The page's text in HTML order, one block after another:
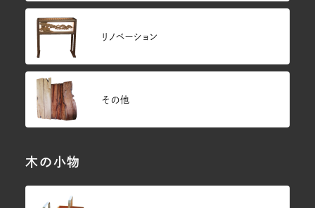
リノベーション
その他
木の小物